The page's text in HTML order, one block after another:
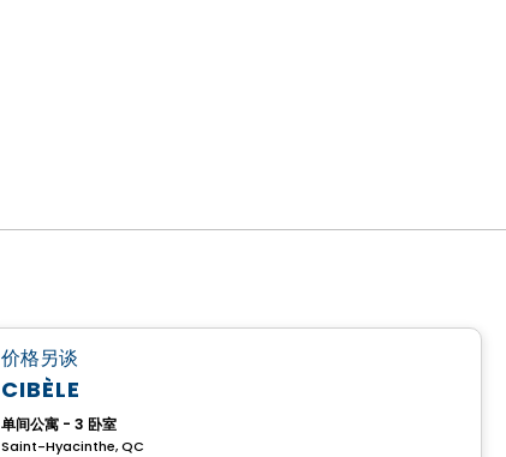
价格另谈
CIBÈLE
单间公寓 - 3 卧室
Saint-Hyacinthe, QC